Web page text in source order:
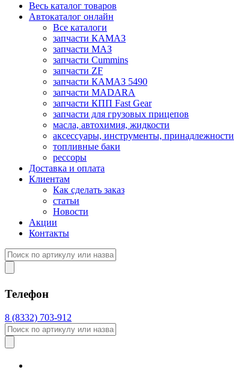
Весь каталог товаров
Автокаталог онлайн
Все каталоги
запчасти КАМАЗ
запчасти МАЗ
запчасти Cummins
запчасти ZF
запчасти КАМАЗ 5490
запчасти MADARA
запчасти КПП Fast Gear
запчасти для грузовых прицепов
масла, автохимия, жидкости
аксессуары, инструменты, принадлежности
топливные баки
рессоры
Доставка и оплата
Клиентам
Как сделать заказ
статьи
Новости
Акции
Контакты
Телефон
8 (8332) 703-912